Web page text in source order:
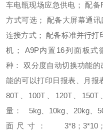
车电瓶现场应急供电；配备
方式可选； 配备大屏幕通
连接方式；配备标准并行打
机； A9P内置16列面板
种： 双分度自动切换功能
能的可以打印日报表、月报
80T、100T、120T、150T
量：
5kg、10kg、20kg、
面尺寸：
3*8；3*10；